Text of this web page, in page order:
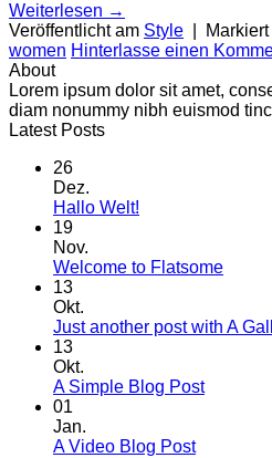
Weiterlesen →
Veröffentlicht am Style Markiert
women Hinterlasse einen
About
Lorem ipsum dolor sit amet,
diam nonummy nibh euismod
Latest Posts
26
Dez.
Hallo Welt!
Hallo
19
Nov.
Welcome to FlatsomeKeine
13
Okt.
Just another post with A
13
Okt.
A Simple Blog PostKeine
01
Jan.
A Video Blog PostKeine